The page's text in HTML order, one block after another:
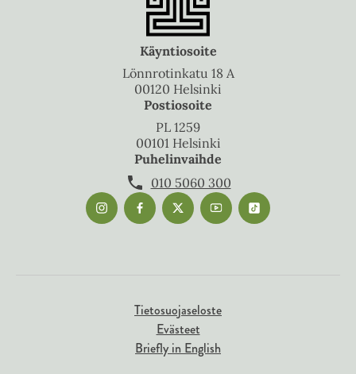
Käyntiosoite
Lönnrotinkatu 18 A
00120 Helsinki
Postiosoite
PL 1259
00101 Helsinki
Puhelinvaihde
010 5060 300
Tietosuojaseloste
Evästeet
Briefly in English